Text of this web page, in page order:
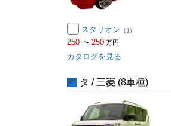
スタリオン (1)
250 〜 250 万円
カタログを見る
タ / 三菱 (8車種)